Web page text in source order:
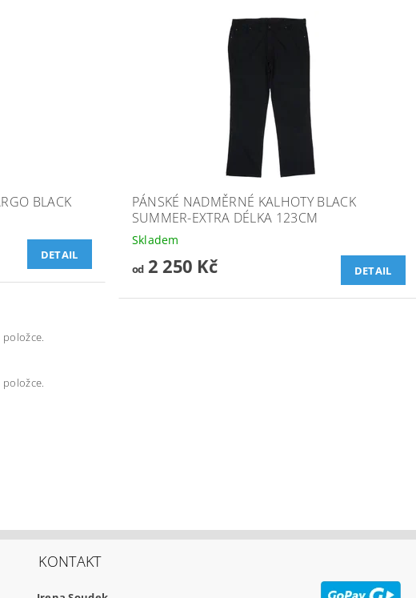
BLACK
DETAIL
PÁNSKÉ NADMĚRNÉ KALHOTY BLACK
SUMMER-EXTRA DÉLKA 123CM
Skladem
od2 250 Kč DETAIL
KONTAKT